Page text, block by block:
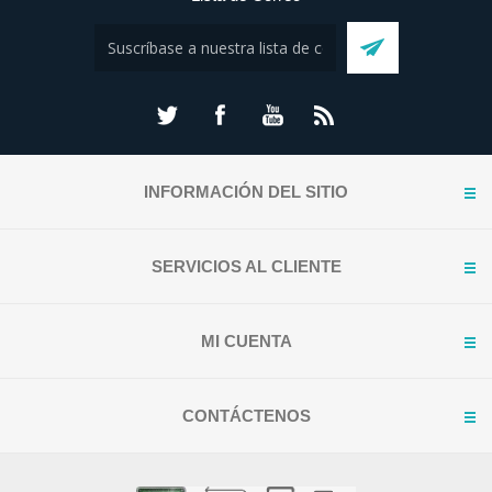
INFORMACIÓN DEL SITIO
SERVICIOS AL CLIENTE
MI CUENTA
CONTÁCTENOS